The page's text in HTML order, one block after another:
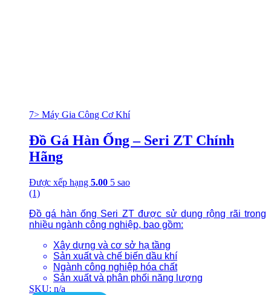
7> Máy Gia Công Cơ Khí
Đồ Gá Hàn Ống – Seri ZT Chính
Hãng
Được xếp hạng 5.00 5 sao
(1)
Đồ gá hàn ống Seri ZT được sử dụng rộng rãi trong
nhiều ngành công nghiệp, bao gồm:
Xây dựng và cơ sở hạ tầng
Sản xuất và chế biến dầu khí
Ngành công nghiệp hóa chất
Sản xuất và phân phối năng lượng
SKU: n/a